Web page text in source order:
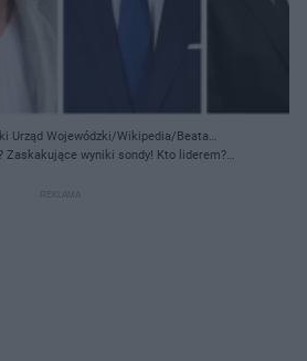
Urząd Wojewódzki/Wikipedia/Beata
Zaskakujące wyniki sondy! Kto liderem?